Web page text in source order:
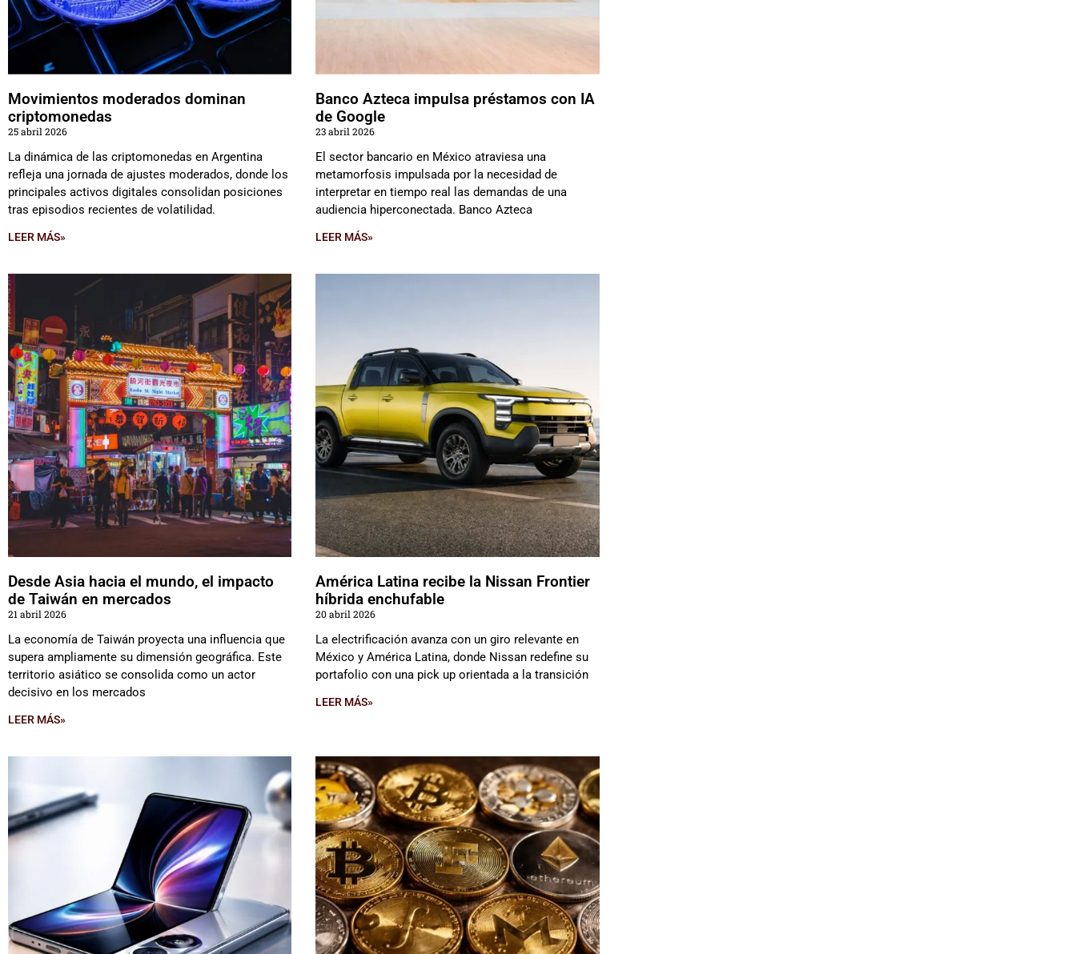
Movimientos moderados dominan
criptomonedas
25 abril 2026
La dinámica de las criptomonedas en Argentina
refleja una jornada de ajustes moderados, donde los
principales activos digitales consolidan posiciones
tras episodios recientes de volatilidad.
LEER MÁS»
Banco Azteca impulsa préstamos con IA
de Google
23 abril 2026
El sector bancario en México atraviesa una
metamorfosis impulsada por la necesidad de
interpretar en tiempo real las demandas de una
audiencia hiperconectada. Banco Azteca
LEER MÁS»
Desde Asia hacia el mundo, el impacto
de Taiwán en mercados
21 abril 2026
La economía de Taiwán proyecta una influencia que
supera ampliamente su dimensión geográfica. Este
territorio asiático se consolida como un actor
decisivo en los mercados
LEER MÁS»
América Latina recibe la Nissan Frontier
híbrida enchufable
20 abril 2026
La electrificación avanza con un giro relevante en
México y América Latina, donde Nissan redefine su
portafolio con una pick up orientada a la transición
LEER MÁS»